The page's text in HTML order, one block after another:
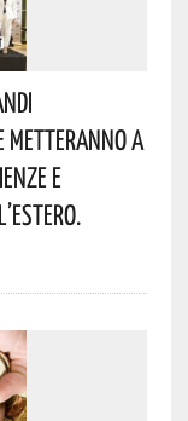
Metteranno A
E